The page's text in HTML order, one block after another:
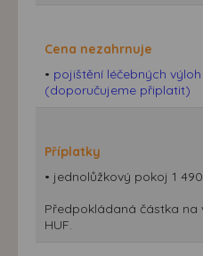
Cena nezahrnuje
• pojištění léčebných
(doporučujeme připlatit)
Příplatky
• jednolůžkový pokoj 1
Předpokládaná částka na
HUF.